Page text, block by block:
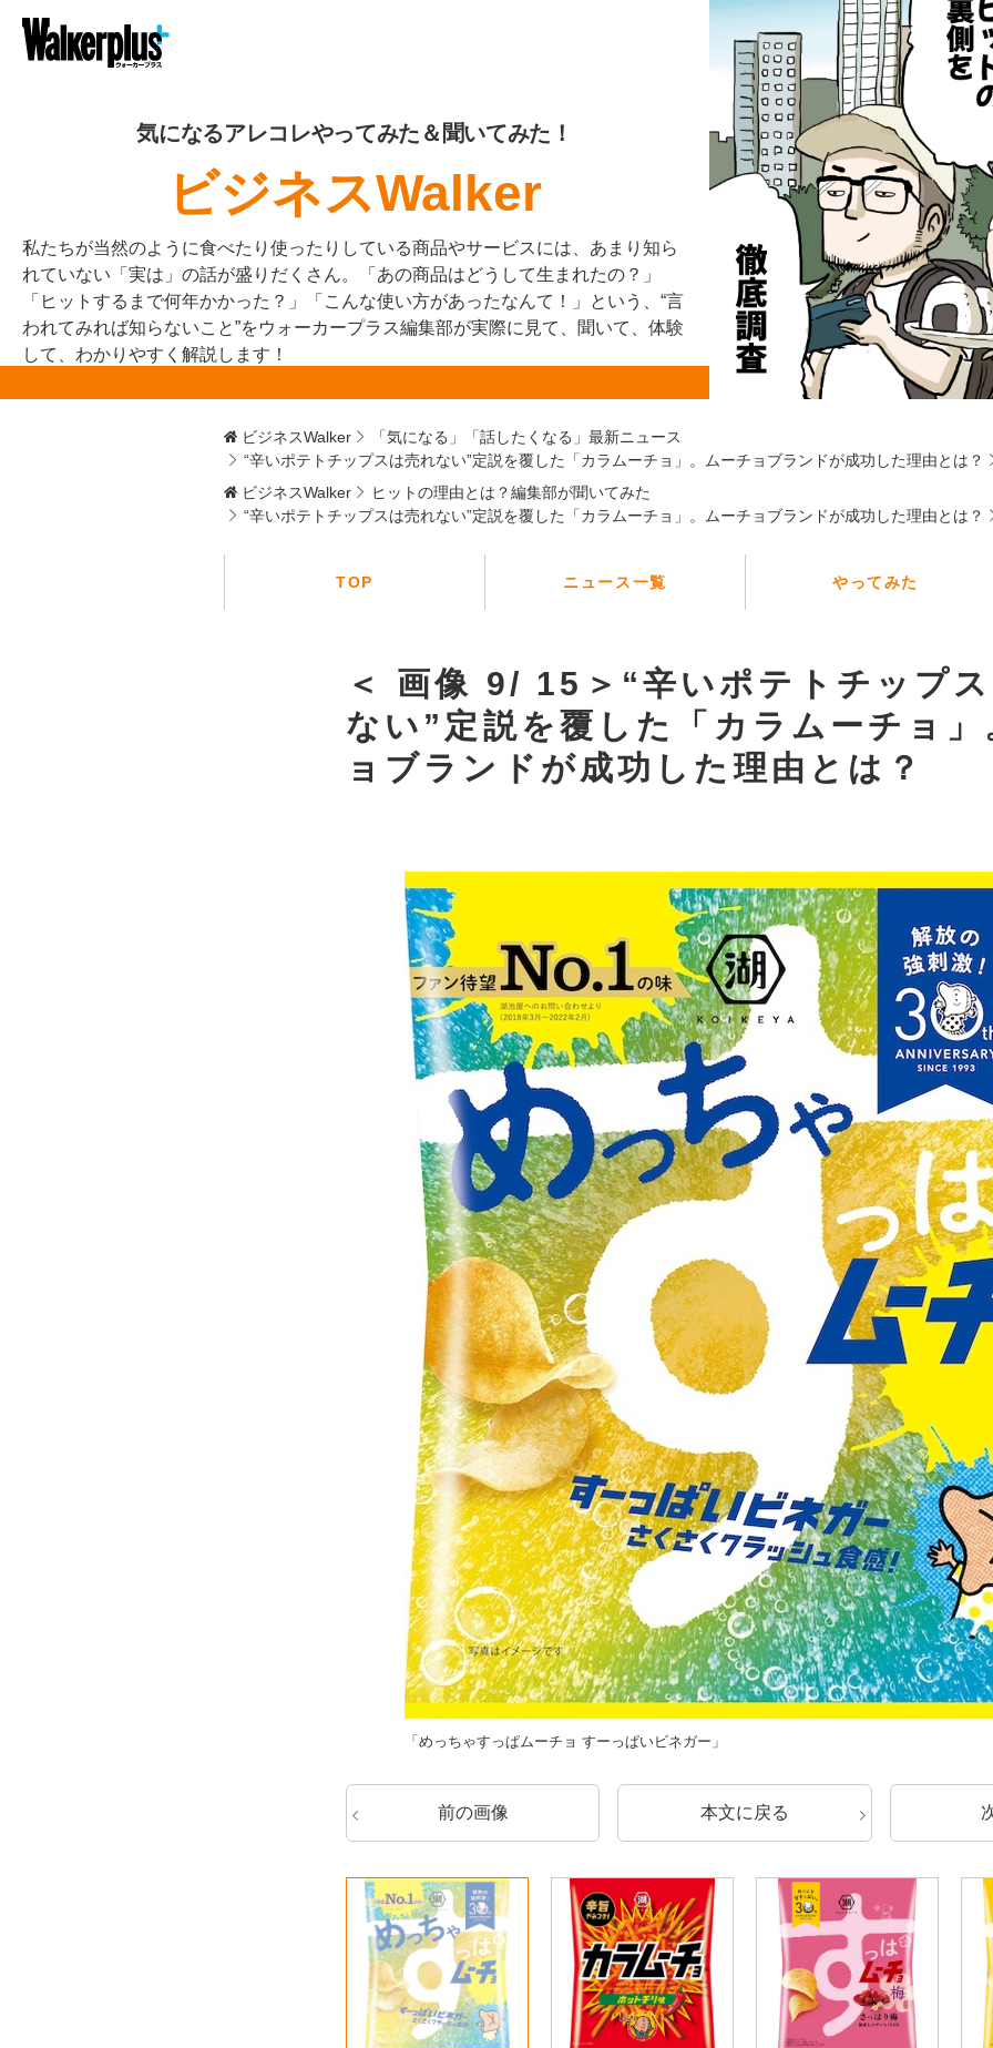
気になるアレコレやってみた＆聞いてみた！
ビジネスWalker
私たちが当然のように食べたり使ったりしている商品やサービスには、あまり知ら
れていない「実は」の話が盛りだくさん。「あの商品はどうして生まれたの？」
「ヒットするまで何年かかった？」「こんな使い方があったなんて！」という、“言
われてみれば知らないこと”をウォーカープラス編集部が実際に見て、聞いて、体験
して、わかりやすく解説します！
ビジネスWalker
「気になる」「話したくなる」最新ニュース
“辛いポテトチップスは売れない”定説を覆した「カラムーチョ」。ムーチョブランドが成功した理由とは？
ビジネスWalker
ヒットの理由とは？編集部が聞いてみた
“辛いポテトチップスは売れない”定説を覆した「カラムーチョ」。ムーチョブランドが成功した理由とは？
TOP ニュース一覧 やってみた
＜ 画像 9/ 15＞“辛いポテトチップ
ない”定説を覆した「カラムーチョ
ョブランドが成功した理由とは？
「めっちゃすっぱムーチョ すーっぱいビネガー」
前の画像 本文に戻る